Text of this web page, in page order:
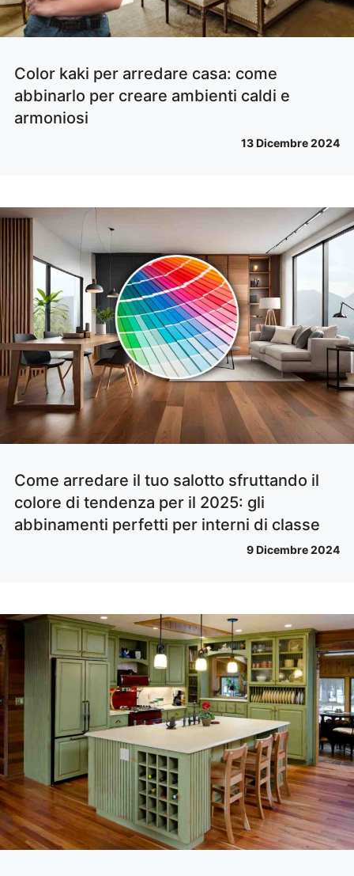
Color kaki per arredare casa: come
abbinarlo per creare ambienti caldi e
armoniosi
13 Dicembre 2024
Come arredare il tuo salotto sfruttando il
colore di tendenza per il 2025: gli
abbinamenti perfetti per interni di classe
9 Dicembre 2024